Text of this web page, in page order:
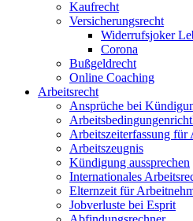
Kaufrecht
Versicherungsrecht
Widerrufsjoker
Corona
Bußgeldrecht
Online Coaching
Arbeitsrecht
Ansprüche bei
Arbeitszeiterfassung für
Arbeitszeugnis
Kündigung aussprechen
Internationales
Elternzeit für
Jobverluste bei Esprit